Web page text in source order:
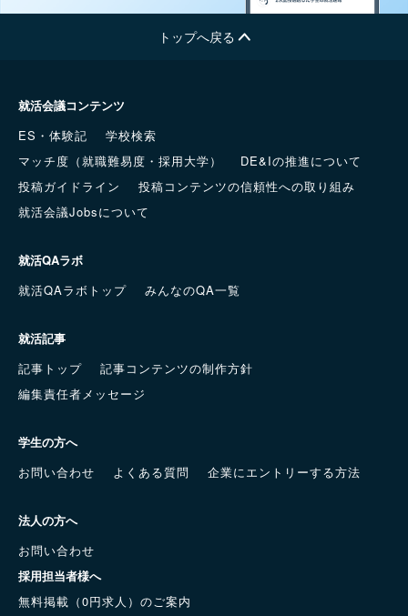
トップへ戻る
就活会議コンテンツ
ES・体験記
学校検索
マッチ度（就職難易度・採用大学）
DE&Iの推進について
投稿ガイドライン
投稿コンテンツの信頼性への取り組み
就活会議Jobsについて
就活QAラボ
就活QAラボトップ
みんなのQA一覧
就活記事
記事トップ
記事コンテンツの制作方針
編集責任者メッセージ
学生の方へ
お問い合わせ
よくある質問 企業にエントリーする方法
法人の方へ
お問い合わせ
採用担当者様へ
無料掲載（0円求人）のご案内